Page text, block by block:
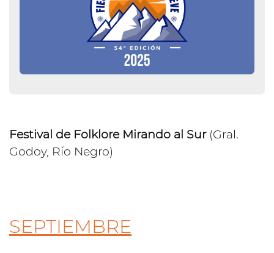
Festival de Folklore Mirando al Sur(Gral.
Godoy, Río Negro)
SEPTIEMBRE